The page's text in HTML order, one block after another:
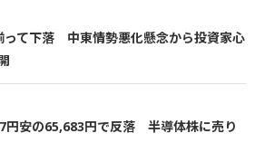
って下落 中東情勢悪化懸念から投資家心
円安の65,683円で反落 半導体株に売り